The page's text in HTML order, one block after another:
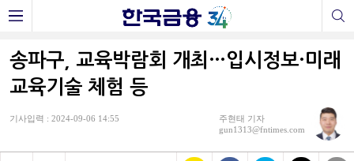
송파구, 교육박람회 개최…입시정보·미래
교육기술 체험 등
기사입력 : 2024-09-06 14:55
주현태 기자
gun1313@fntimes.com